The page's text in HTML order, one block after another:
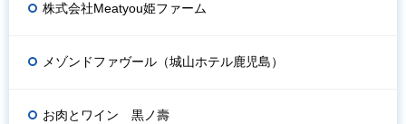
株式会社Meatyou姫ファーム
メゾンドファヴール（城山ホテル鹿児島）
お肉とワイン 黒ノ壽